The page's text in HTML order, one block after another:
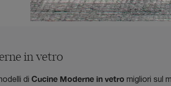
in vetro
di Cucine Moderne in vetro migliori sul